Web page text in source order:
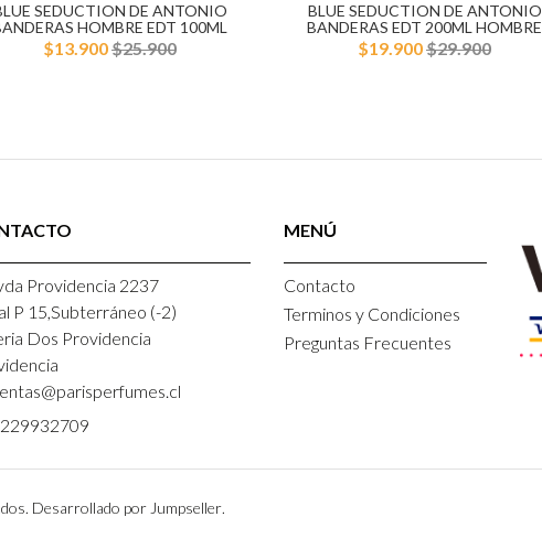
SEDUCTION DE ANTONIO
HOMBRE EDT 100ML
$13.900$25.900
BLUE SEDUCTION DE ANTONIO
BANDERAS EDT 200ML HOMBRE
$19.900$29.900
Providencia 2237
P 15,Subterráneo (-2)
Dos Providencia
229932709
MENÚ
Contacto
Terminos y Condiciones
Preguntas Frecuentes
Desarrollado por Jumpseller.